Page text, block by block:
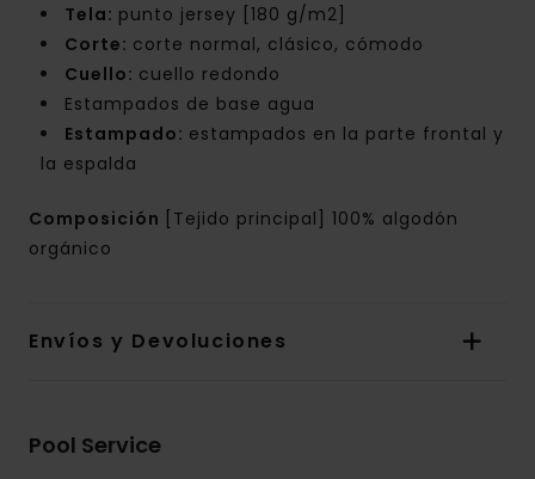
Tela: punto jersey [180 g/m2]
Corte: corte normal, clásico, cómodo
Cuello: cuello redondo
Estampados de base agua
Estampado: estampados en la parte frontal y
la espalda
Composición
[Tejido principal] 100% algodón
orgánico
Envíos y Devoluciones
Pool Service